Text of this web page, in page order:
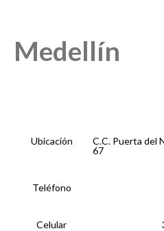
Medellín
Ubicación
C.C. Puerta del
67
Teléfono
Celular